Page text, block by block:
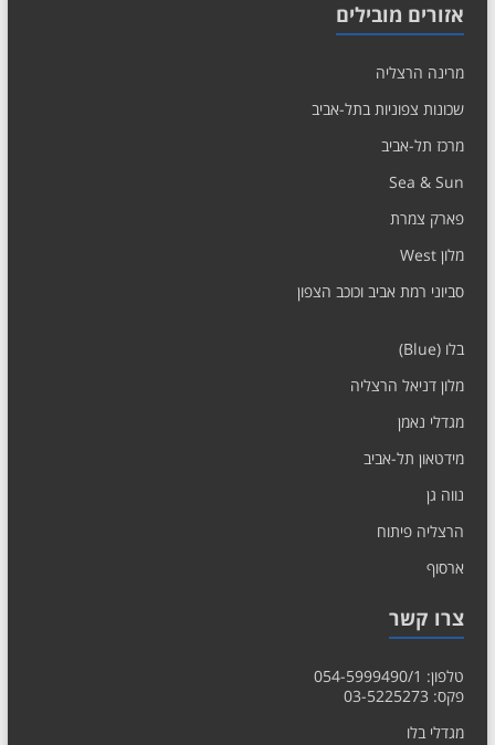
אזורים מובילים
מרינה הרצליה
שכונות צפוניות בתל-אביב
מרכז תל-אביב
Sea & Sun
פארק צמרת
מלון West
סביוני רמת אביב וכוכב הצפון
בלו (Blue)
מלון דניאל הרצליה
מגדלי נאמן
מידטאון תל-אביב
נווה גן
הרצליה פיתוח
ארסוף
צרו קשר
טלפון: 054-5999490/1
פקס: 03-5225273
מגדלי בלו